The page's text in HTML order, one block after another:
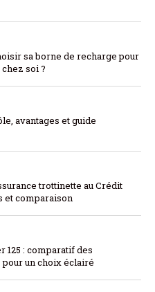
sa borne de recharge pour
soi ?
avantages et guide
trottinette au Crédit
et comparaison
125 : comparatif des
un choix éclairé